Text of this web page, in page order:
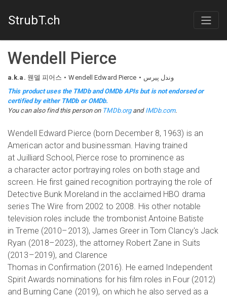
StrubT.ch
Wendell Pierce
a.k.a. 웬델 피어스 Wendell Edward Pierce
وندل پیرس
This product uses the TMDb and OMDb APIs but is not endorsed or
certified by either TMDb or OMDb.
You can also find this person on TMDb.organd IMDb.com.
Wendell Edward Pierce (born December 8, 1963) is an
American actor and businessman. Having trained
at Juilliard School, Pierce rose to prominence as
a character actor portraying roles on both stage and
screen. He first gained recognition portraying the role of
Detective Bunk Moreland in the acclaimed HBO drama
series The Wire from 2002 to 2008. His other notable
television roles include the trombonist Antoine Batiste
in Treme (2010–2013), James Greer in Tom Clancy's Jack
Ryan (2018–2023), the attorney Robert Zane in Suits
(2013–2019), and Clarence
Thomas in Confirmation (2016). He earned Independent
Spirit Awards nominations for his film roles in Four (2012)
and Burning Cane (2019), on which he also served as a